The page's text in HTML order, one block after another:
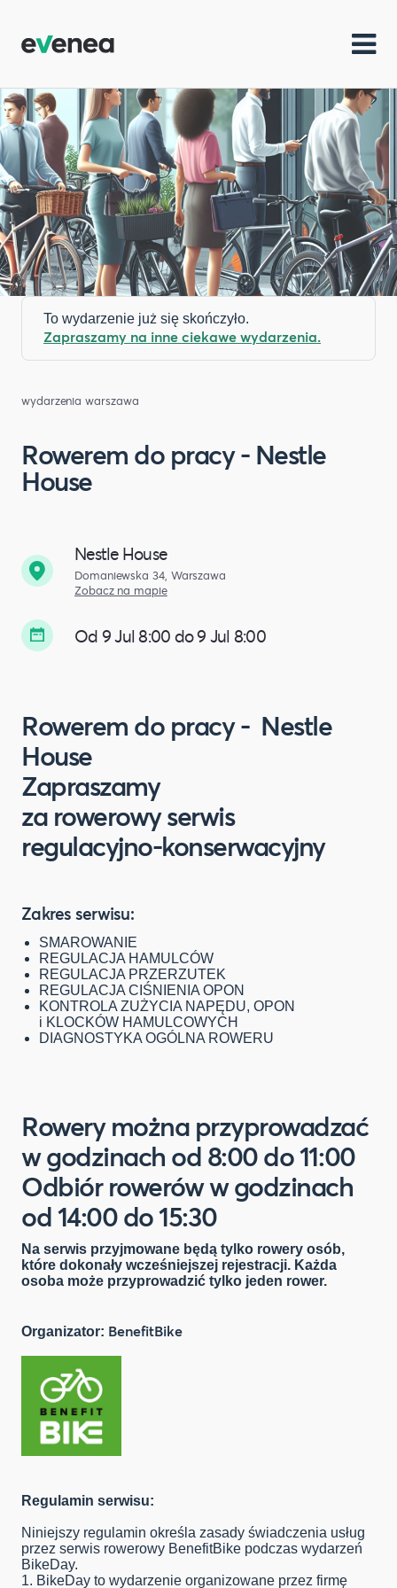
To wydarzenie już się skończyło.
Zapraszamy na inne ciekawe wydarzenia.
wydarzenia warszawa
Rowerem do pracy - Nestle
House
Nestle House
Domaniewska 34, Warszawa
Zobacz na mapie
Od 9 Jul 8:00 do 9 Jul 8:00
Rowerem do pracy - Nestle
House
Zapraszamy
za rowerowy serwis
regulacyjno-konserwacyjny
Zakres serwisu:
SMAROWANIE
REGULACJA HAMULCÓW
REGULACJA PRZERZUTEK
REGULACJA CIŚNIENIA OPON
KONTROLA ZUŻYCIA NAPĘDU, OPON
i KLOCKÓW HAMULCOWYCH
DIAGNOSTYKA OGÓLNA ROWERU
Rowery można przyprowadzać
w godzinach od 8:00 do 11:00
Odbiór rowerów w godzinach
od 14:00 do 15:30
Na serwis przyjmowane będą tylko rowery osób,
które dokonały wcześniejszej rejestracji. Każda
osoba może przyprowadzić tylko jeden rower.
Organizator: BenefitBike
Regulamin serwisu:
Niniejszy regulamin określa zasady świadczenia usług
przez serwis rowerowy BenefitBike podczas wydarzeń
BikeDay.
1. BikeDay to wydarzenie organizowane przez firmę